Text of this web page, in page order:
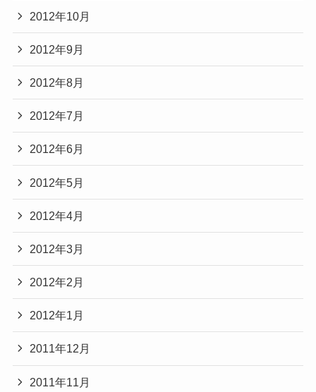
2012年10月
2012年9月
2012年8月
2012年7月
2012年6月
2012年5月
2012年4月
2012年3月
2012年2月
2012年1月
2011年12月
2011年11月